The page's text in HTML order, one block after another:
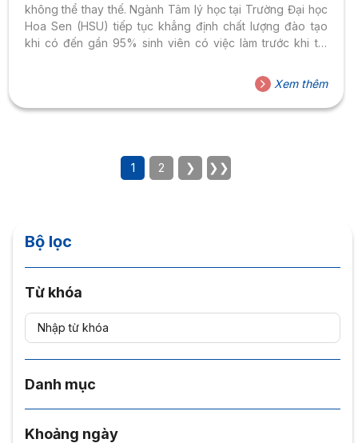
không thể thay thế. Ngành Tâm lý học tại Trường Đại học
Hoa Sen (HSU) tiếp tục khẳng định chất lượng đào tạo
khi có đến gần 95% sinh viên có việc làm trước khi tốt
Xem thêm
1 2 ❯ ❯❯
Bộ lọc
Từ khóa
Danh mục
Khoảng ngày